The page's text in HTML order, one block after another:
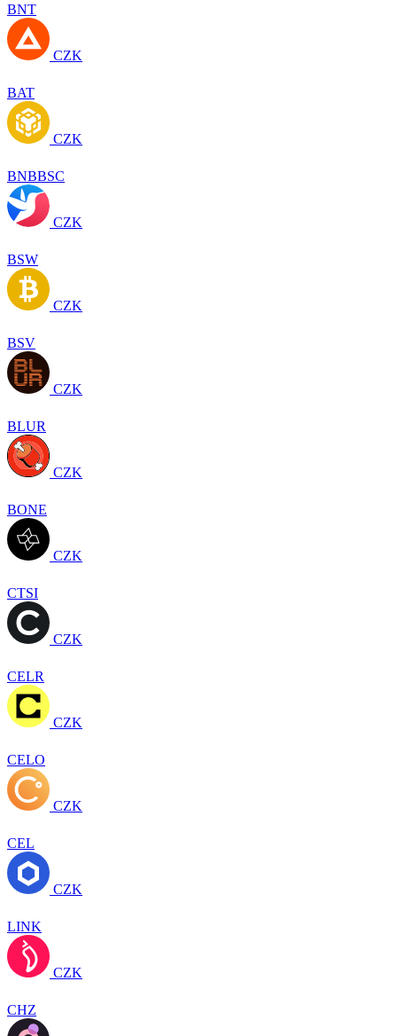
BNT
CZK
BAT
CZK
BNBBSC
CZK
BSW
CZK
BSV
CZK
BLUR
CZK
BONE
CZK
CTSI
CZK
CELR
CZK
CELO
CZK
CEL
CZK
LINK
CZK
CHZ